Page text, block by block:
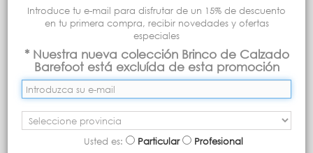
Introduce tu e-mail para disfrutar de un 15% de descuento
en tu primera compra, recibir novedades y ofertas
especiales
* Nuestra nueva colección Brinco de Calzado
Barefoot está excluída de esta promoción
Usted es: Particular Profesional